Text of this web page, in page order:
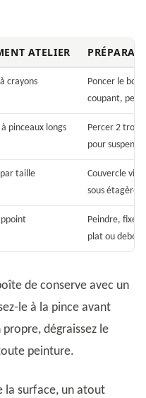
ATELIER
crayons
Poncer le bord
coupant,
pinceaux longs
Percer 2 trous
pour
par taille
Couvercle vissé
sous étagère
Peindre, fixer
plat ou debout
de conserve avec un
le à la pince avant
dégraissez le
peinture.
la surface, un atout